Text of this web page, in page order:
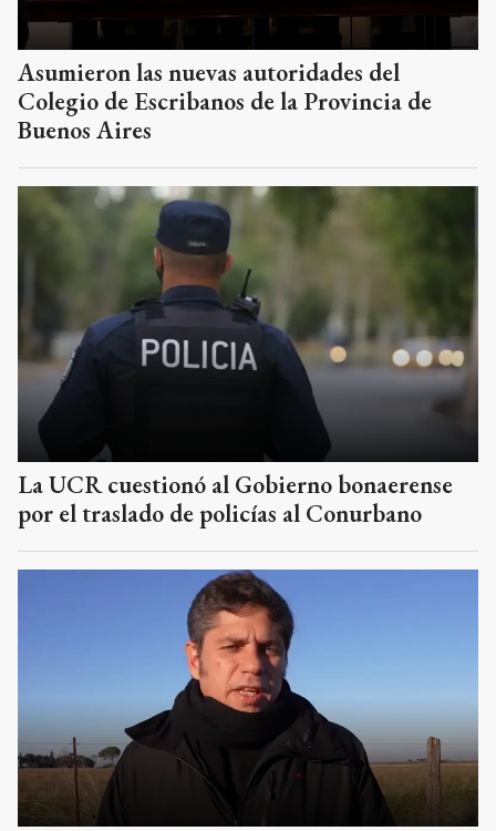
Asumieron las nuevas autoridades del
Colegio de Escribanos de la Provincia de
Buenos Aires
La UCR cuestionó al Gobierno bonaerense
por el traslado de policías al Conurbano